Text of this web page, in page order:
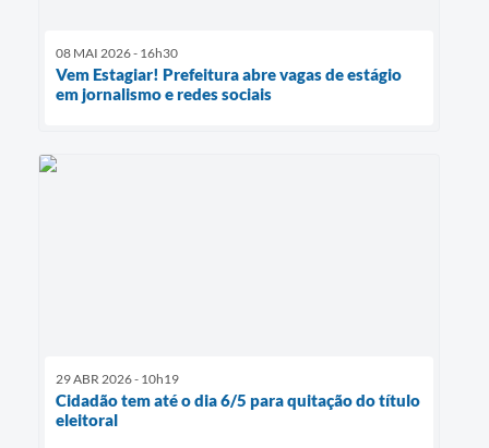
08 MAI 2026 - 16h30
Vem Estagiar! Prefeitura abre vagas de estágio
em jornalismo e redes sociais
29 ABR 2026 - 10h19
Cidadão tem até o dia 6/5 para quitação do título
eleitoral